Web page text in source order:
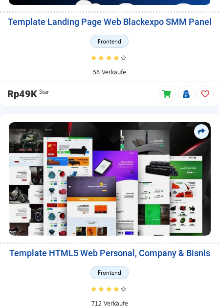
Template Landing Page Web Blackexpo SMM Panel
Frontend
56 Verkäufe
Rp49K Star
Template HTML5 Web Personal, Company & Bisnis
Frontend
712 Verkäufe